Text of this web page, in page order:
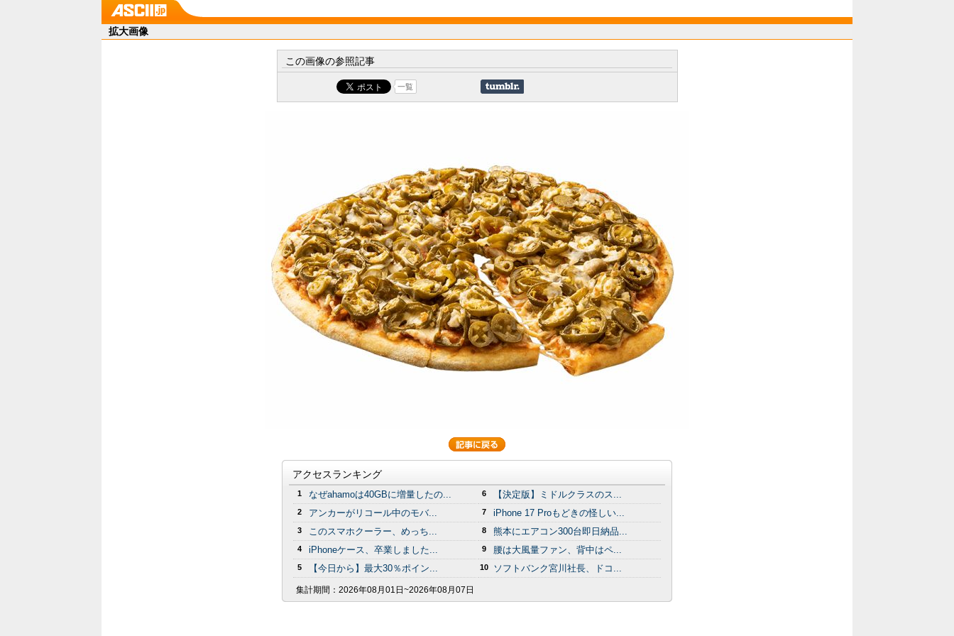
拡大画像
この画像の参照記事
一覧
アクセスランキング
1 なぜahamoは40GBに増量したの...
2 アンカーがリコール中のモバ...
3 このスマホクーラー、めっち...
4 iPhoneケース、卒業しました...
5 【今日から】最大30％ポイン...
6 【決定版】ミドルクラスのス...
7 iPhone 17 Proもどきの怪しい...
8 熊本にエアコン300台即日納品...
9 腰は大風量ファン、背中はペ...
10 ソフトバンク宮川社長、ドコ...
集計期間： 2026年08月01日~2026年08月07日